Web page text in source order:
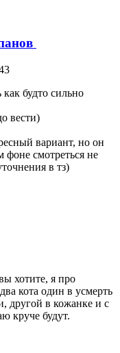
будто сильно
вести)
вариант, но он
фоне смотреться не
в тз)
хотите, я про
кота один в усмерть
другой в кожанке и с
круче будут.